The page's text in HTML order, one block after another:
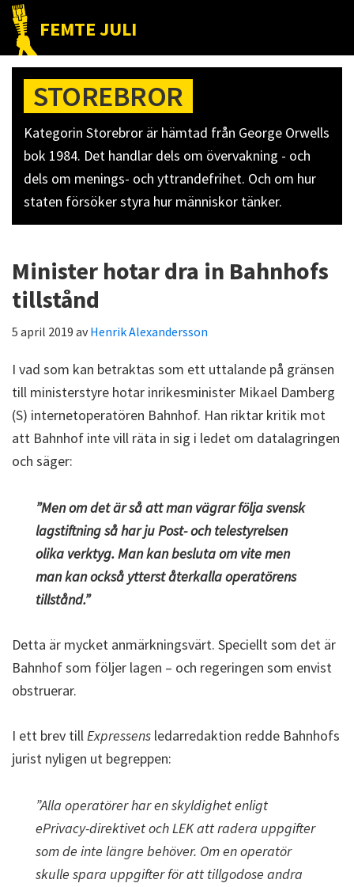
Hoppa
huvudnavigering
Hoppa
huvudinnehåll
Hoppa
det
primära
sidofältet
FEMTE JULI
Nätet
till
folket!
STOREBROR
Kategorin Storebror är hämtad från George Orwells
bok 1984. Det handlar dels om övervakning - och
dels om menings- och yttrandefrihet. Och om hur
staten försöker styra hur människor tänker.
Minister hotar dra in Bahnhofs
tillstånd
5 april 2019 avHenrik Alexandersson
I vad som kan betraktas som ett uttalande på gränsen
till ministerstyre hotar inrikesminister Mikael Damberg
(S) internetoperatören Bahnhof. Han riktar kritik mot
att Bahnhof inte vill räta in sig i ledet om datalagringen
och säger:
”Men om det är så att man vägrar följa svensk
lagstiftning så har ju Post- och telestyrelsen
olika verktyg. Man kan besluta om vite men
man kan också ytterst återkalla operatörens
tillstånd.”
Detta är mycket anmärkningsvärt. Speciellt som det är
Bahnhof som följer lagen – och regeringen som envist
obstruerar.
I ett brev tillExpressens ledarredaktion redde Bahnhofs
jurist nyligen ut begreppen:
”Alla operatörer har en skyldighet enligt
ePrivacy-direktivet och LEK att radera uppgifter
som de inte längre behöver. Om en operatör
skulle spara uppgifter för att tillgodose andra